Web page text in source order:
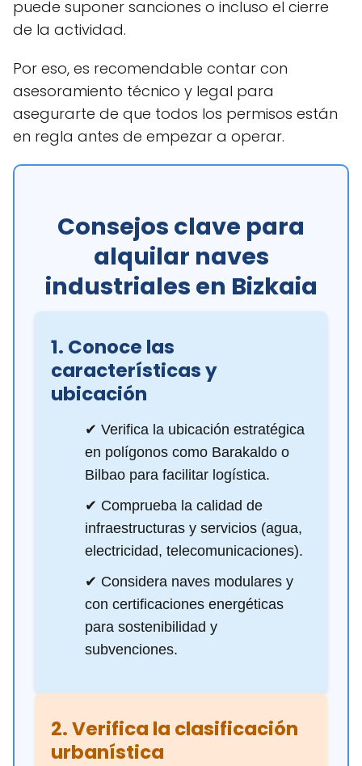
puede suponer sanciones o incluso el cierre
de la actividad.
Por eso, es recomendable contar con
asesoramiento técnico y legal para
asegurarte de que todos los permisos están
en regla antes de empezar a operar.
Consejos clave para
alquilar naves
industriales en Bizkaia
1. Conoce las
características y
ubicación
✔ Verifica la ubicación estratégica
en polígonos como Barakaldo o
Bilbao para facilitar logística.
✔ Comprueba la calidad de
infraestructuras y servicios (agua,
electricidad, telecomunicaciones).
✔ Considera naves modulares y
con certificaciones energéticas
para sostenibilidad y
subvenciones.
2. Verifica la clasificación
urbanística